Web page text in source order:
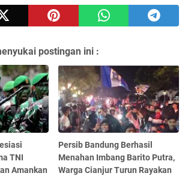
postingan ini :
TNI
Amankan
Persib Bandung Berhasil
Menahan Imbang Barito Putra,
Warga Cianjur Turun Rayakan